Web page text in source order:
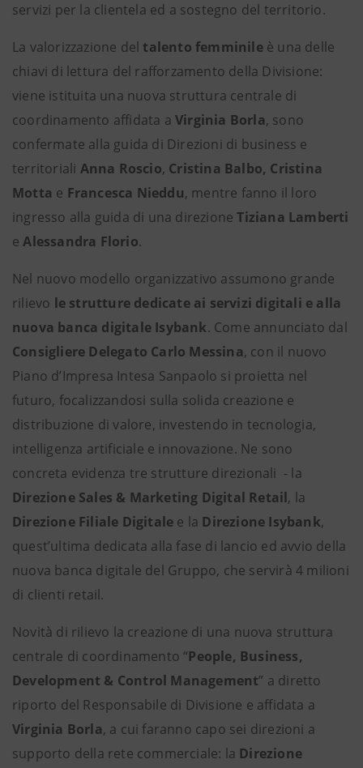
servizi per la clientela ed a sostegno del territorio.
La valorizzazione del talento femminileè una delle
chiavi di lettura del rafforzamento della Divisione:
viene istituita una nuova struttura centrale di
coordinamento affidata a Virginia Borla, sono
confermate alla guida di Direzioni di business e
territoriali Anna Roscio, Cristina Balbo, Cristina
Motta e Francesca Nieddu, mentre fanno il loro
ingresso alla guida di una direzioneTiziana Lamberti
eAlessandra Florio.
Nel nuovo modello organizzativo assumono grande
rilievo le strutture dedicate ai servizi digitali e alla
nuova banca digitale Isybank. Come annunciato dal
Consigliere Delegato Carlo Messina, con il nuovo
Piano d’Impresa Intesa Sanpaolo si proietta nel
futuro, focalizzandosi sulla solida creazione e
distribuzione di valore, investendo in tecnologia,
intelligenza artificiale e innovazione. Ne sono
concreta evidenza tre strutture direzionali - la
Direzione Sales & Marketing Digital Retail, la
Direzione Filiale Digitale e la Direzione Isybank,
quest’ultima dedicata alla fase di lancio ed avvio della
nuova banca digitale del Gruppo, che servirà 4 milioni
di clienti retail.
Novità di rilievo la creazione di una nuova struttura
centrale di coordinamento “People, Business,
Development & Control Management” a diretto
riporto del Responsabile di Divisione e affidata a
Virginia Borla, a cui faranno capo sei direzioni a
supporto della rete commerciale: la Direzione